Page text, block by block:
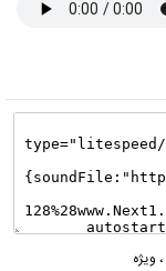
، ویژه